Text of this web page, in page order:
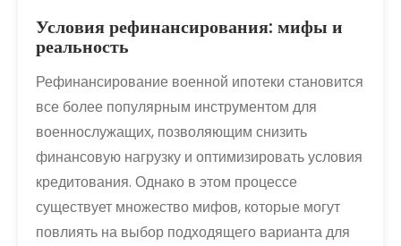
Условия рефинансирования: мифы и
реальность
Рефинансирование военной ипотеки становится
все более популярным инструментом для
военнослужащих, позволяющим снизить
финансовую нагрузку и оптимизировать условия
кредитования. Однако в этом процессе
существует множество мифов, которые могут
повлиять на выбор подходящего варианта для